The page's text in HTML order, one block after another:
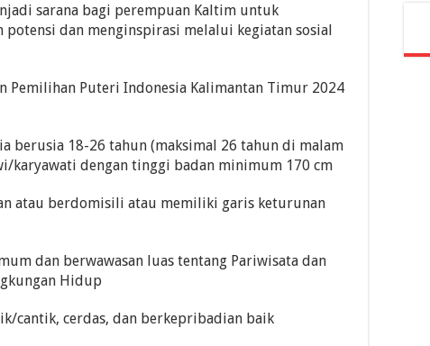
sarana bagi perempuan Kaltim untuk
potensi dan menginspirasi melalui kegiatan sosial
Pemilihan Puteri Indonesia Kalimantan Timur 2024
berusia 18-26 tahun (maksimal 26 tahun di malam
karyawati dengan tinggi badan minimum 170 cm
atau berdomisili atau memiliki garis keturunan
dan berwawasan luas tentang Pariwisata dan
Hidup
cantik, cerdas, dan berkepribadian baik